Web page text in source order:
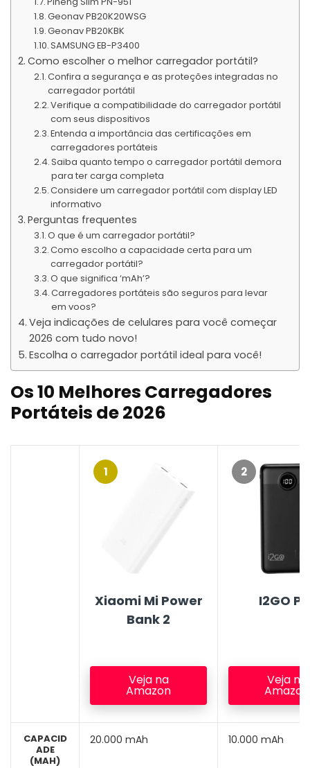
Geonav PB20K20WSG
Geonav PB20KBK
SAMSUNG EB-P3400
Como escolher o melhor carregador portátil?
Confira a segurança e as proteções integradas no
carregador portátil
Verifique a compatibilidade do carregador portátil
com seus dispositivos
Entenda a importância das certificações em
carregadores portáteis
Saiba quanto tempo o carregador portátil demora
para ter carga completa
Considere um carregador portátil com display LED
informativo
Perguntas frequentes
O que é um carregador portátil?
Como escolho a capacidade certa para um
carregador portátil?
O que significa ‘mAh’?
Carregadores portáteis são seguros para levar
em voos?
Veja indicações de celulares para você começar
2026 com tudo novo!
Escolha o carregador portátil ideal para você!
Os 10 Melhores Carregadores
Portáteis de 2026
CAPACID
ADE
(MAH)
1
Xiaomi Mi Power
Bank 2
Veja na
Amazon
20.000 mAh
2
I2GO
Veja na
Amazon
10.000 mAh